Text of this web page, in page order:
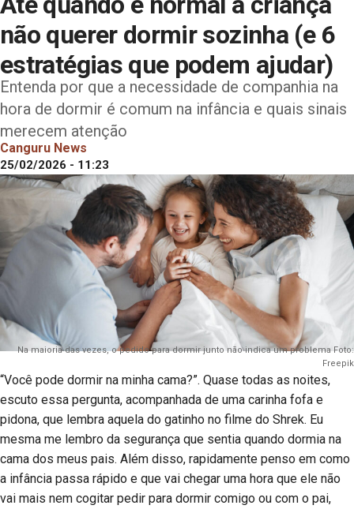
não querer dormir sozinha (e 6
estratégias que podem ajudar)
Entenda por que a necessidade de companhia na
hora de dormir é comum na infância e quais sinais
merecem atenção
Canguru News
25/02/2026 - 11:23
Na maioria das vezes, o pedido para dormir junto não indica um problema Foto:
Freepik
“Você pode dormir na minha cama?”. Quase todas as noites,
escuto essa pergunta, acompanhada de uma carinha fofa e
pidona, que lembra aquela do gatinho no filme do Shrek. Eu
mesma me lembro da segurança que sentia quando dormia na
cama dos meus pais. Além disso, rapidamente penso em como
a infância passa rápido e que vai chegar uma hora que ele não
vai mais nem cogitar pedir para dormir comigo ou com o pai,